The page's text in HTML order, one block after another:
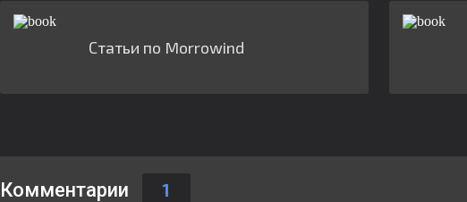
Статьи по Morrowind
Комментарии 1